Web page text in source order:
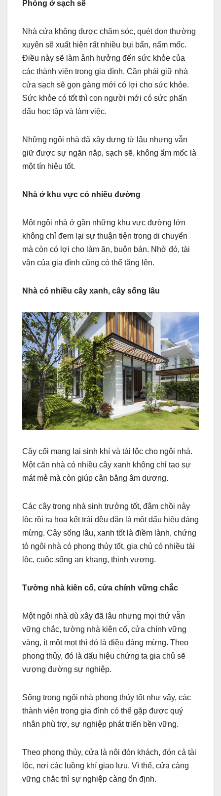
Phòng ở sạch sẽ
Nhà cửa không được chăm sóc, quét dọn thường
xuyên sẽ xuất hiện rất nhiều bụi bẩn, nấm mốc.
Điều này sẽ làm ảnh hưởng đến sức khỏe của
các thành viên trong gia đình. Cần phải giữ nhà
cửa sạch sẽ gọn gàng mới có lợi cho sức khỏe.
Sức khỏe có tốt thì con người mới có sức phấn
đấu học tập và làm việc.
Những ngôi nhà đã xây dựng từ lâu nhưng vẫn
giữ được sự ngăn nắp, sạch sẽ, không ẩm mốc là
một tín hiệu tốt.
Nhà ở khu vực có nhiều đường
Một ngôi nhà ở gần những khu vực đường lớn
không chỉ đem lại sự thuận tiện trong di chuyển
mà còn có lợi cho làm ăn, buôn bán. Nhờ đó, tài
vận của gia đình cũng có thể tăng lên.
Nhà có nhiều cây xanh, cây sống lâu
Cây cối mang lại sinh khí và tài lộc cho ngôi nhà.
Một căn nhà có nhiều cây xanh không chỉ tạo sự
mát mẻ mà còn giúp cân bằng âm dương.
Các cây trong nhà sinh trưởng tốt, đâm chồi nảy
lộc rồi ra hoa kết trái đều đặn là một dấu hiệu đáng
mừng. Cây sống lâu, xanh tốt là điềm lành, chứng
tỏ ngôi nhà có phong thủy tốt, gia chủ có nhiều tài
lộc, cuộc sống an khang, thịnh vượng.
Tường nhà kiên cố, cửa chính vững chắc
Một ngôi nhà dù xây đã lâu nhưng mọi thứ vẫn
vững chắc, tường nhà kiên cố, cửa chính vững
vàng, ít một mọt thì đó là điều đáng mừng. Theo
phong thủy, đó là dấu hiệu chứng ta gia chủ sẽ
vượng đường sự nghiệp.
Sống trong ngôi nhà phong thủy tốt như vậy, các
thành viên trong gia đình có thể gặp được quý
nhân phù trợ, sự nghiệp phát triển bền vững.
Theo phong thủy, cửa là nôi đón khách, đón cả tài
lộc, nơi các luồng khí giao lưu. Vì thế, cửa càng
vững chắc thì sự nghiệp càng ổn định.